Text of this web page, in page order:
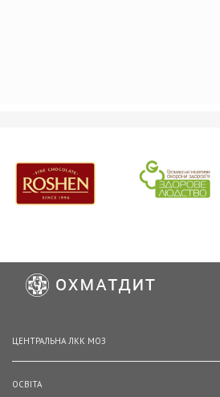
ЦЕНТРАЛЬНА ЛКК МОЗ
ОСВІТА